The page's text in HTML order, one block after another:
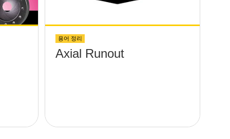
용어 정리
Axial Runout